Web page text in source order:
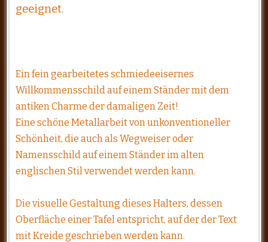
geeignet.
Ein fein gearbeitetes schmiedeeisernes
Willkommensschild auf einem Ständer mit dem
antiken Charme der damaligen Zeit!
Eine schöne Metallarbeit von unkonventioneller
Schönheit, die auch als Wegweiser oder
Namensschild auf einem Ständer im alten
englischen Stil verwendet werden kann.
Die visuelle Gestaltung dieses Halters, dessen
Oberfläche einer Tafel entspricht, auf der der Text
mit Kreide geschrieben werden kann.